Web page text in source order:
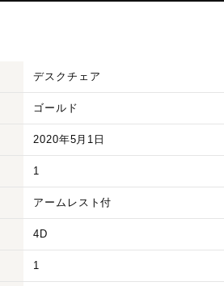
デスクチェア
ゴールド
2020年5月1日
1
アームレスト付
4D
1